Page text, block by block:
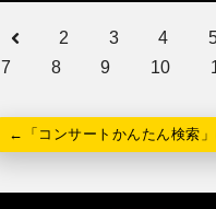
2 3 4
7
8 9 10
←「コンサートかんたん検索